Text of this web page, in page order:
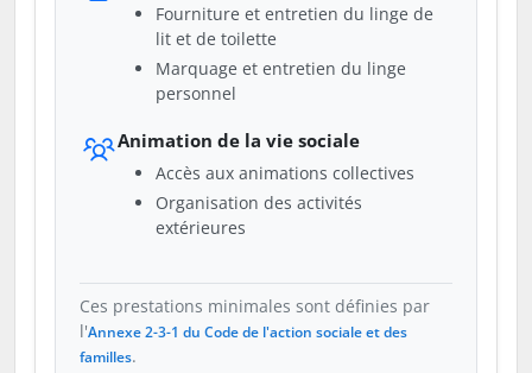
Fourniture et entretien du linge de
lit et de toilette
Marquage et entretien du linge
personnel
Animation de la vie sociale
Accès aux animations collectives
Organisation des activités
extérieures
Ces prestations minimales sont définies par
l'Annexe 2-3-1 du Code de l'action sociale et des
familles.